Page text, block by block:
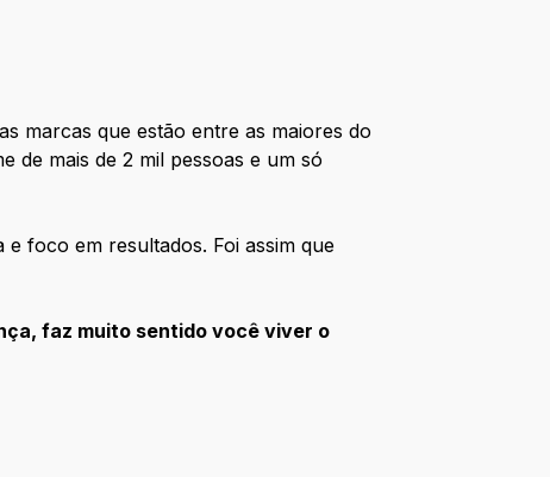
marcas que estão entre as maiores do
de mais de 2 mil pessoas e um só
foco em resultados. Foi assim que
faz muito sentido você viver o